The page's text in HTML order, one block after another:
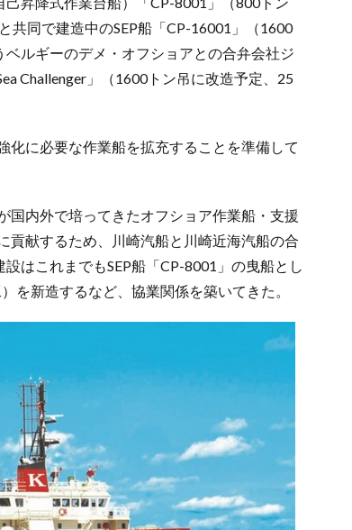
共同で建造中のSEP船「CP-16001」（1600
ルギーのデメ・オフショアとの合弁会社ジ
Challenger」（1600トン吊に改造予定、25
化に必要な作業船を拡充することを準備して
国内外で培ってきたオフショア作業船・支援
貢献するため、川崎汽船と川崎近海汽船の合
はこれまでもSEP船「CP-8001」の曳船とし
を新造するなど、協業関係を築いてきた。